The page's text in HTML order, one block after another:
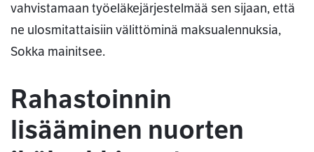
vahvistamaan työeläkejärjestelmää sen sijaan, että
ne ulosmitattaisiin välittöminä maksualennuksia,
Sokka mainitsee.
Rahastoinnin
lisääminen nuorten